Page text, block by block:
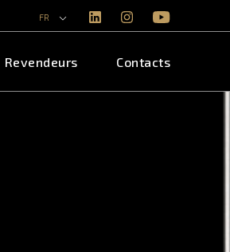
FR
Revendeurs Contacts